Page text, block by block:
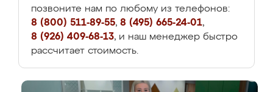
позвоните нам по любому из телефонов:
8 (800) 511-89-55, 8 (495) 665-24-01,
8 (926) 409-68-13, и наш менеджер быстро
рассчитает стоимость.